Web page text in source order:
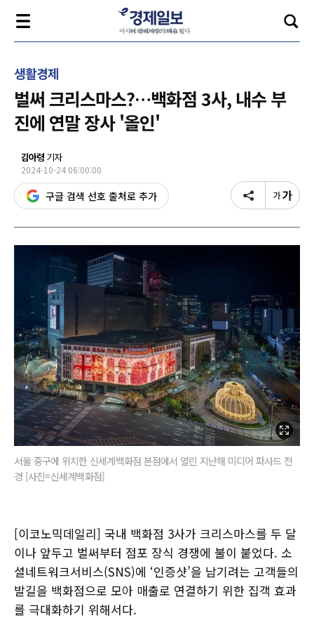
생활경제
벌써 크리스마스?…백화점 3사, 내수 부
진에 연말 장사 '올인'
김아령 기자
2024-10-24 06:00:00
구글 검색 선호 출처로 추가
서울 중구에 위치한 신세계백화점 본점에서 열린 지난해 미디어 파사드 전
경 [사진=신세계백화점]
[이코노믹데일리] 국내 백화점 3사가 크리스마스를 두 달
이나 앞두고 벌써부터 점포 장식 경쟁에 불이 붙었다. 소
셜네트워크서비스(SNS)에 ‘인증샷’을 남기려는 고객들의
발길을 백화점으로 모아 매출로 연결하기 위한 집객 효과
를 극대화하기 위해서다.